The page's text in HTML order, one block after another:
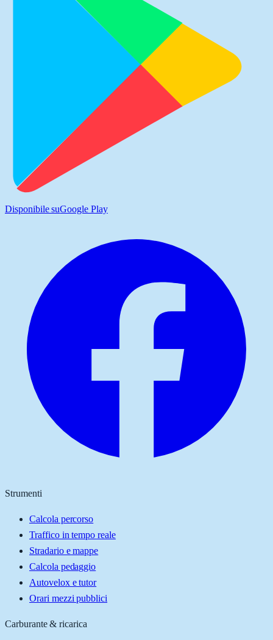
Disponibile suGoogle Play
Strumenti
Calcola percorso
Traffico in tempo reale
Stradario e mappe
Calcola pedaggio
Autovelox e tutor
Orari mezzi pubblici
Carburante & ricarica